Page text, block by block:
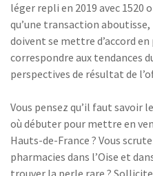
léger repli en 2019 avec
qu’une transaction
doivent se mettre d’accord
correspondre aux tendances
perspectives de résultat de
Vous pensez qu’il faut savoir
où débuter pour mettre en
Hauts-de-France ? Vous
pharmacies dans l’Oise et
trouver la perle rare ?